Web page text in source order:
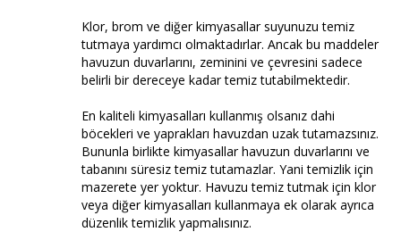
Klor, brom ve diğer kimyasallar suyunuzu temiz
tutmaya yardımcı olmaktadırlar. Ancak bu maddeler
havuzun duvarlarını, zeminini ve çevresini sadece
belirli bir dereceye kadar temiz tutabilmektedir.
En kaliteli kimyasalları kullanmış olsanız dahi
böcekleri ve yaprakları havuzdan uzak tutamazsınız.
Bununla birlikte kimyasallar havuzun duvarlarını ve
tabanını süresiz temiz tutamazlar. Yani temizlik için
mazerete yer yoktur. Havuzu temiz tutmak için klor
veya diğer kimyasalları kullanmaya ek olarak ayrıca
düzenlik temizlik yapmalısınız.